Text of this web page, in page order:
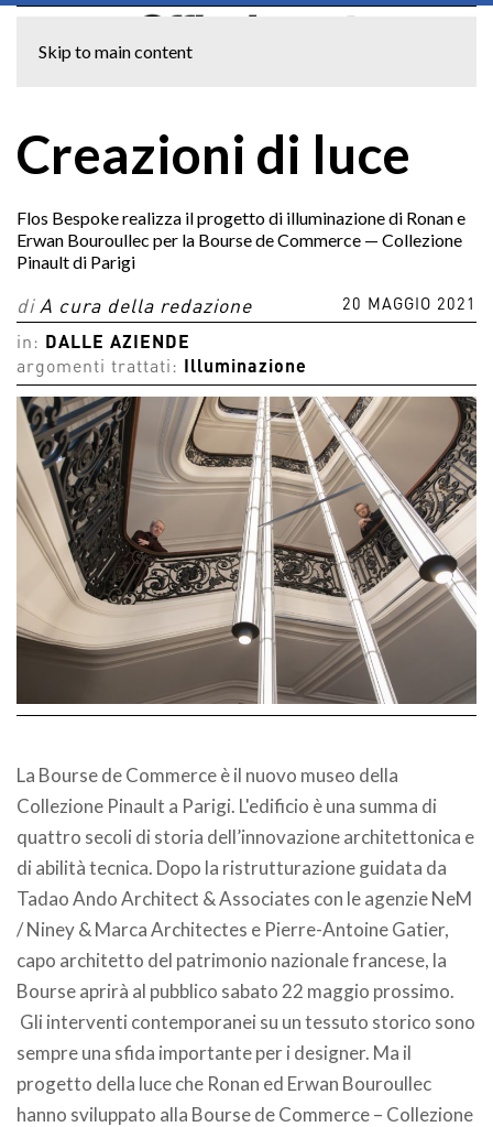
Skip to main content
Creazioni di luce
Flos Bespoke realizza il progetto di illuminazione di Ronan e
Erwan Bouroullec per la Bourse de Commerce — Collezione
Pinault di Parigi
di A cura della redazione 20 MAGGIO 2021
in:
DALLE AZIENDE
argomenti trattati:
Illuminazione
La Bourse de Commerce è il nuovo museo della
Collezione Pinault a Parigi. L'edificio è una summa di
quattro secoli di storia dell’innovazione architettonica e
di abilità tecnica. Dopo la ristrutturazione guidata da
Tadao Ando Architect & Associates con le agenzie NeM
/ Niney & Marca Architectes e Pierre-Antoine Gatier,
capo architetto del patrimonio nazionale francese, la
Bourse aprirà al pubblico sabato 22 maggio prossimo.
Gli interventi contemporanei su un tessuto storico sono
sempre una sfida importante per i designer. Ma il
progetto della luce che Ronan ed Erwan Bouroullec
hanno sviluppato alla Bourse de Commerce – Collezione